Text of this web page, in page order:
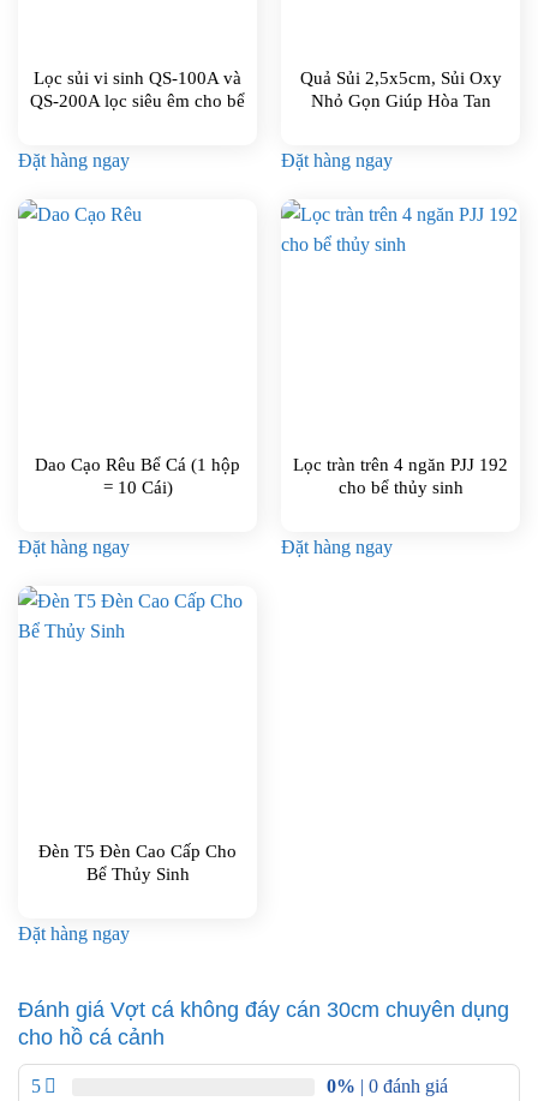
Lọc sủi vi sinh QS-100A và
QS-200A lọc siêu êm cho bể
Đặt hàng ngay
Quả Sủi 2,5x5cm, Sủi Oxy
Nhỏ Gọn Giúp Hòa Tan
Đặt hàng ngay
Dao Cạo Rêu Bể Cá (1 hộp
= 10 Cái)
Đặt hàng ngay
Lọc tràn trên 4 ngăn PJJ 192
cho bể thủy sinh
Đặt hàng ngay
Đèn T5 Đèn Cao Cấp Cho
Bể Thủy Sinh
Đặt hàng ngay
Đánh giá Vợt cá không đáy cán 30cm chuyên dụng
cho hồ cá cảnh
5 0% | 0 đánh giá